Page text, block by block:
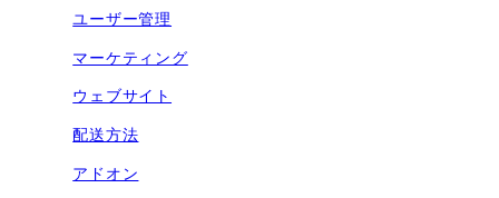
ユーザー管理
マーケティング
ウェブサイト
配送方法
アドオン